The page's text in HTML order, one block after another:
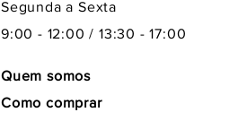
Segunda a Sexta
9:00 - 12:00 / 13:30 - 17:00
Quem somos
Como comprar